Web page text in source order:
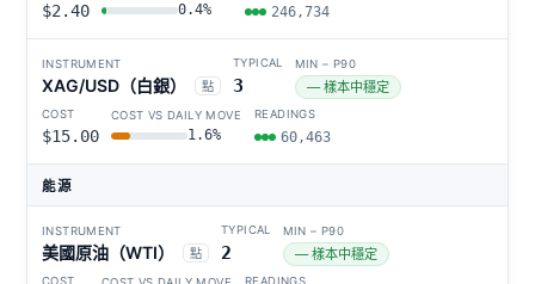
$2.40 0.4% 246,734
XAG/USD（白銀） 點 3 — 樣本中穩定
$15.00 1.6% 60,463
能源
美國原油（WTI） 點 2 — 樣本中穩定